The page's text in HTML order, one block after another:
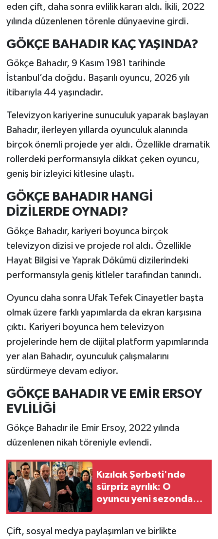
eden çift, daha sonra evlilik kararı aldı. İkili, 2022
yılında düzenlenen törenle dünyaevine girdi.
GÖKÇE BAHADIR KAÇ YAŞINDA?
Gökçe Bahadır, 9 Kasım 1981 tarihinde
İstanbul’da doğdu. Başarılı oyuncu, 2026 yılı
itibarıyla 44 yaşındadır.
Televizyon kariyerine sunuculuk yaparak başlayan
Bahadır, ilerleyen yıllarda oyunculuk alanında
birçok önemli projede yer aldı. Özellikle dramatik
rollerdeki performansıyla dikkat çeken oyuncu,
geniş bir izleyici kitlesine ulaştı.
GÖKÇE BAHADIR HANGİ
DİZİLERDE OYNADI?
Gökçe Bahadır, kariyeri boyunca birçok
televizyon dizisi ve projede rol aldı. Özellikle
Hayat Bilgisi ve Yaprak Dökümü dizilerindeki
performansıyla geniş kitleler tarafından tanındı.
Oyuncu daha sonra Ufak Tefek Cinayetler başta
olmak üzere farklı yapımlarda da ekran karşısına
çıktı. Kariyeri boyunca hem televizyon
projelerinde hem de dijital platform yapımlarında
yer alan Bahadır, oyunculuk çalışmalarını
sürdürmeye devam ediyor.
GÖKÇE BAHADIR VE EMİR ERSOY
EVLİLİĞİ
Gökçe Bahadır ile Emir Ersoy, 2022 yılında
düzenlenen nikah töreniyle evlendi.
Kızılcık Şerbeti'nde
sürpriz ayrılık: O
oyuncu yeni sezonda
Çift, sosyal medya paylaşımları ve birlikte